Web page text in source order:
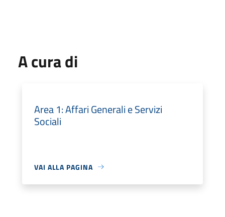
A cura di
Area 1: Affari Generali e Servizi
Sociali
VAI ALLA PAGINA